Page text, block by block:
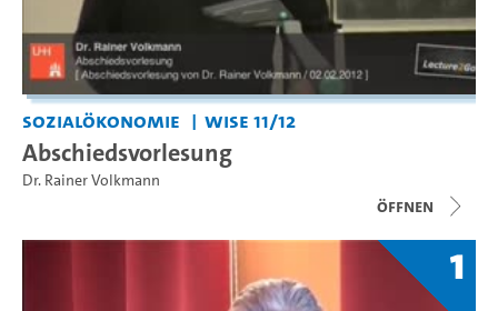
Sozialökonomie WiSe 11/12
Abschiedsvorlesung
Dr. Rainer Volkmann
Öffnen
1